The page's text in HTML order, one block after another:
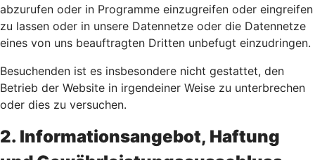
abzurufen oder in Programme einzugreifen oder eingreifen
zu lassen oder in unsere Datennetze oder die Datennetze
eines von uns beauftragten Dritten unbefugt einzudringen.
Besuchenden ist es insbesondere nicht gestattet, den
Betrieb der Website in irgendeiner Weise zu unterbrechen
oder dies zu versuchen.
2. Informationsangebot, Haftung